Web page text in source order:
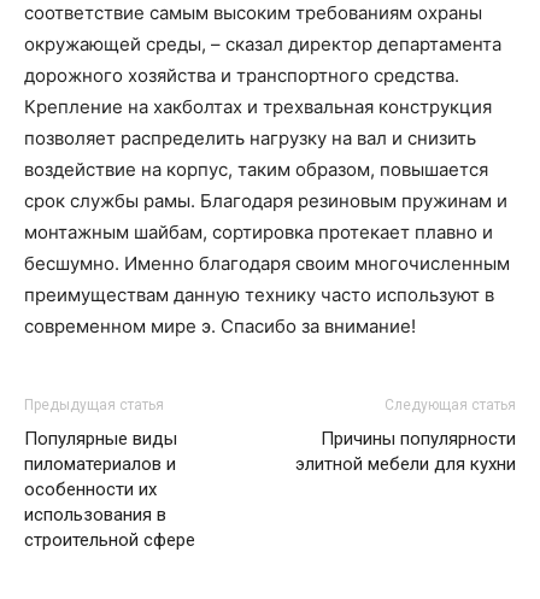
соответствие самым высоким требованиям охраны
окружающей среды, – сказал директор департамента
дорожного хозяйства и транспортного средства.
Крепление на хакболтах и трехвальная конструкция
позволяет распределить нагрузку на вал и снизить
воздействие на корпус, таким образом, повышается
срок службы рамы. Благодаря резиновым пружинам и
монтажным шайбам, сортировка протекает плавно и
бесшумно. Именно благодаря своим многочисленным
преимуществам данную технику часто используют в
современном мире э. Спасибо за внимание!
Предыдущая статья
Популярные виды
пиломатериалов и
особенности их
использования в
строительной сфере
Следующая статья
Причины популярности
элитной мебели для кухни